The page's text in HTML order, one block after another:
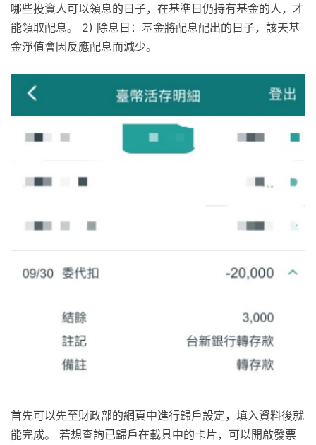
哪些投資人可以領息的日子，在基準日仍持有基金的人，才
能領取配息。 2) 除息日：基金將配息配出的日子，該天基
金淨值會因反應配息而減少。
首先可以先至財政部的網頁中進行歸戶設定，填入資料後就
能完成。 若想查詢已歸戶在載具中的卡片，可以開啟發票